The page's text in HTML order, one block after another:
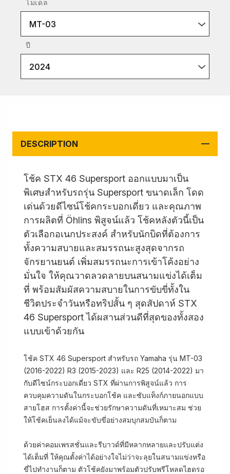
โมเดล
MT-03
ปี
2024
DESCRIPTION
โช้ค STX 46 Supersport ออกแบบมาเป็น
พิเศษสำหรับรถรุ่น Supersport ขนาดเล็ก โดด
เด่นด้วยดีไซน์โช้คกระบอกเดี่ยว และคุณภาพ
การผลิตที่ Öhlins พิสูจน์แล้ว โช้คหลังตัวนี้เป็น
ตัวเลือกอเนกประสงค์ สำหรับนักบิดที่ต้องการ
ทั้งความสบายและสมรรถนะสูงสุดจากรถ
จักรยานยนต์ เพิ่มสมรรถนะการเข้าโค้งอย่าง
มั่นใจ ให้คุณวาดลวดลายบนสนามแข่งได้เต็ม
ที่ พร้อมสัมผัสความสบายในการขับขี่ทั้งใน
ชีวิตประจำวันหรือทริปสั้น ๆ สุดสัปดาห์ STX
46 Supersport ได้ผสานส่วนดีที่สุดของทั้งสอง
แบบเข้าด้วยกัน
โช้ค STX 46 Supersport สำหรับรถ Yamaha รุ่น MT-03
(2016-2022) R3 (2015-2023) และ R25 (2014-2022) มา
กับดีไซน์กระบอกเดี่ยว STX ที่ผ่านการพิสูจน์แล้ว การ
ควบคุมความดันในกระบอกโช้ค และซับแท็งก์ภายนอกแบบ
สายโฮส การตั้งค่านี้จะช่วยรักษาความดันที่เหมาะสม ช่วย
ให้โช้คเย็นลงได้แม้จะขับขี่อย่างสมบุกสมบันก็ตาม
ด้วยค่าคอมเพรสชั่นและรีบาวด์ที่มีหลากหลายและปรับแต่ง
ได้เต็มที่ ให้คุณตั้งค่าได้อย่างใจไม่ว่าจะลุยในสนามแข่งหรือ
ขี่ไปทำงานก็ตาม ตัวโช้คยังมาพร้อมตัวปรับพรีโหลดไฮดรอ